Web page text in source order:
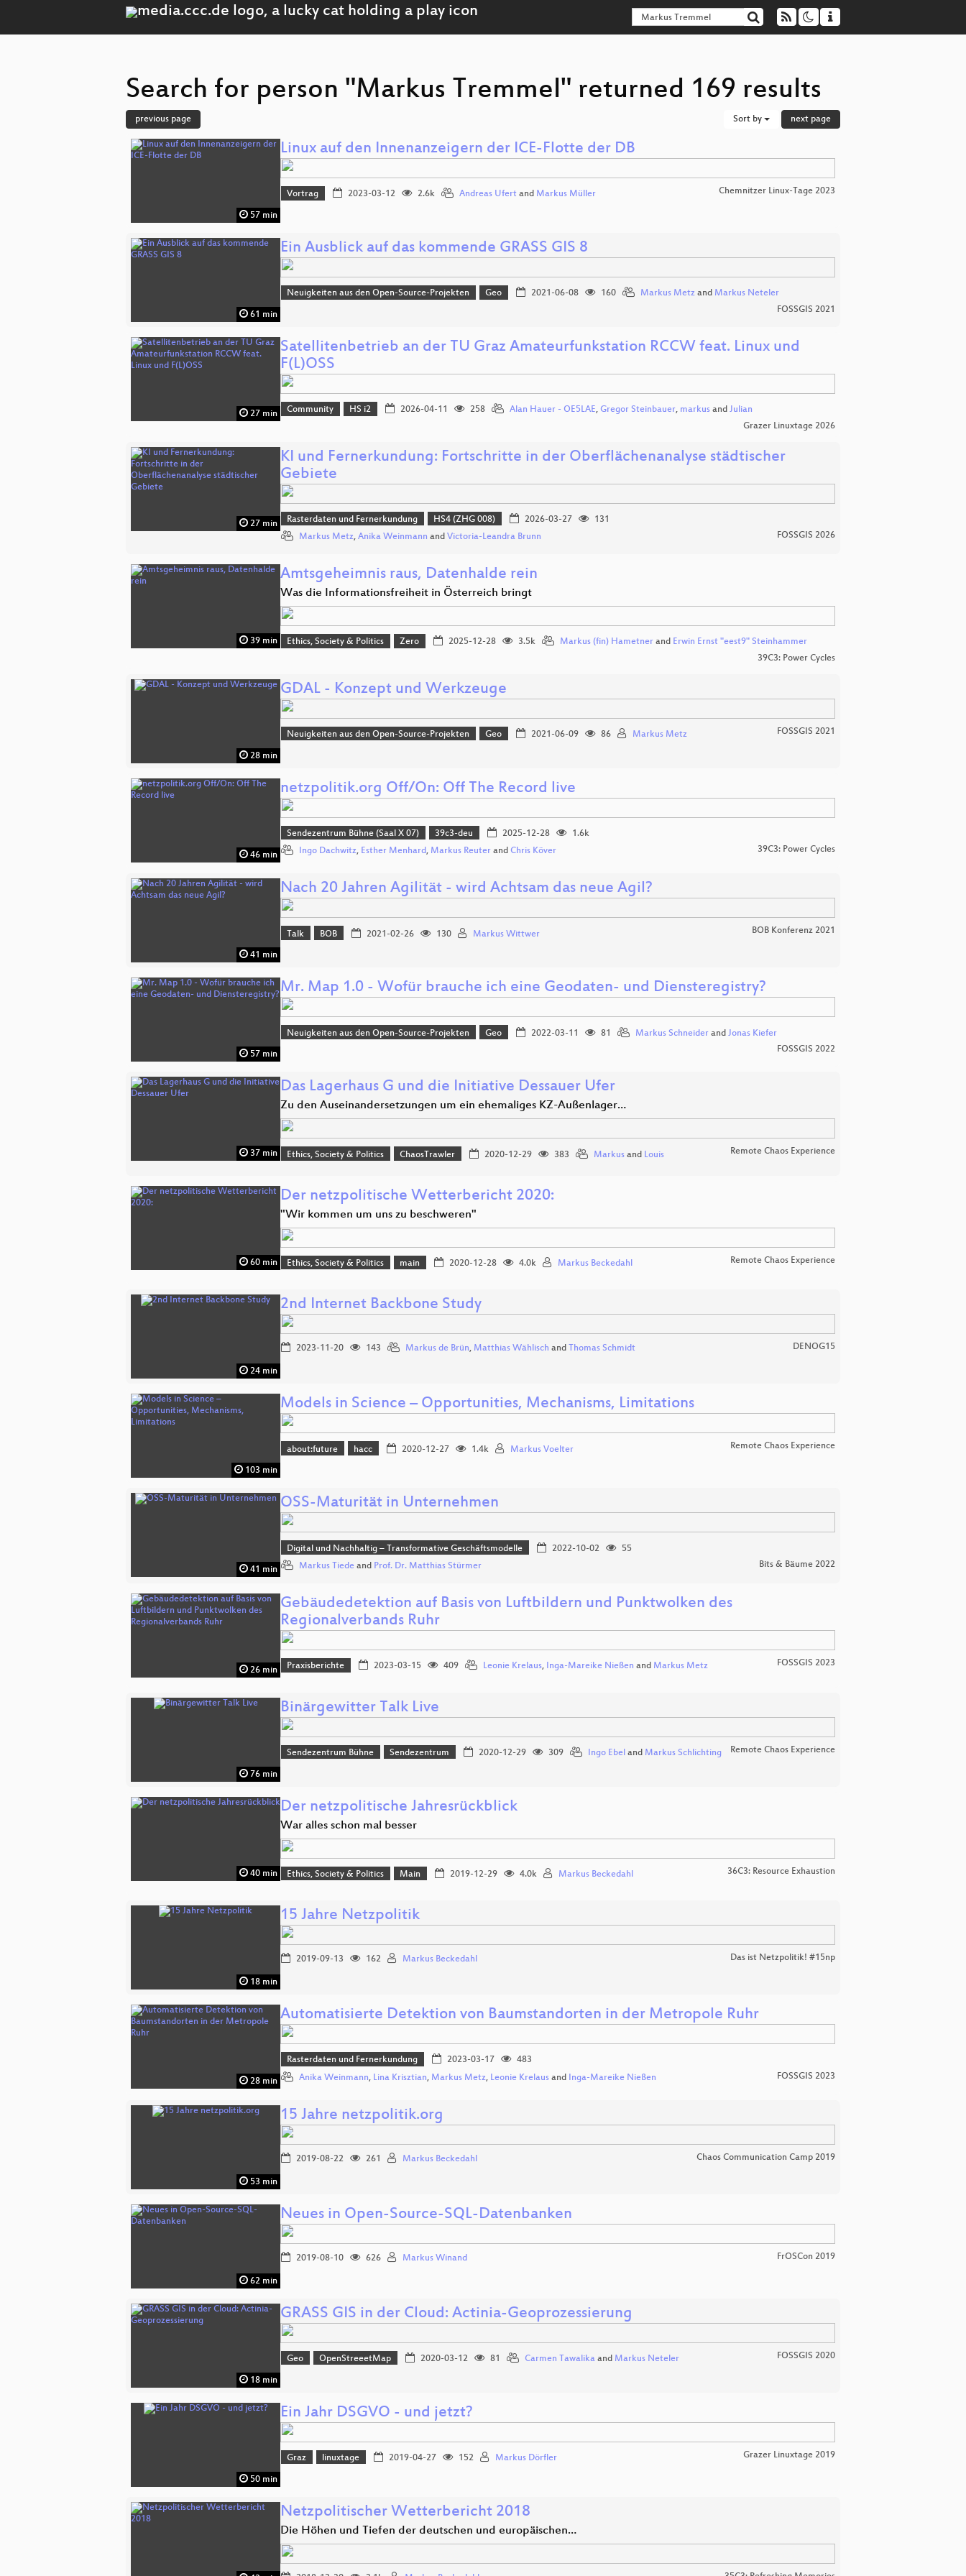
Search for person "Markus Tremmel" returned 169 results
previous page Sort by next page
57 min
Linux auf den Innenanzeigern der ICE-Flotte der DB
Vortrag 2023-03-12 2.6k Andreas Ufertand Markus Müller Chemnitzer Linux-Tage 2023
61 min
Ein Ausblick auf das kommende GRASS GIS 8
Neuigkeiten aus den Open-Source-Projekten Geo 2021-06-08 160 Markus Metzand Markus Neteler
FOSSGIS 2021
27 min
Satellitenbetrieb an der TU Graz Amateurfunkstation RCCW feat. Linux und
F(L)OSS
Community HS i2 2026-04-11 258 Alan Hauer - OE5LAE, Gregor Steinbauer, markusand Julian
Grazer Linuxtage 2026
27 min
KI und Fernerkundung: Fortschritte in der Oberflächenanalyse städtischer
Gebiete
Rasterdaten und Fernerkundung HS4 (ZHG 008) 2026-03-27
131
Markus Metz, Anika Weinmann and Victoria-Leandra Brunn FOSSGIS 2026
39 min
Amtsgeheimnis raus, Datenhalde rein
Was die Informationsfreiheit in Österreich bringt
Ethics, Society & Politics Zero 2025-12-28 3.5k Markus (fin) Hametnerand Erwin Ernst "eest9" Steinhammer
39C3: Power Cycles
28 min
GDAL - Konzept und Werkzeuge
Neuigkeiten aus den Open-Source-Projekten Geo 2021-06-09 86 Markus Metz FOSSGIS 2021
46 min
netzpolitik.org Off/On: Off The Record live
Sendezentrum Bühne (Saal X 07) 39c3-deu 2025-12-28
1.6k
Ingo Dachwitz, Esther Menhard, Markus Reuter and Chris Köver 39C3: Power Cycles
41 min
Nach 20 Jahren Agilität - wird Achtsam das neue Agil?
Talk BOB 2021-02-26 130 Markus Wittwer BOB Konferenz 2021
57 min
Mr. Map 1.0 - Wofür brauche ich eine Geodaten- und Diensteregistry?
Neuigkeiten aus den Open-Source-Projekten Geo 2022-03-11 81 Markus Schneiderand Jonas Kiefer
FOSSGIS 2022
37 min
Das Lagerhaus G und die Initiative Dessauer Ufer
Zu den Auseinandersetzungen um ein ehemaliges KZ-Außenlager…
Ethics, Society & Politics ChaosTrawler 2020-12-29 383 Markusand Louis Remote Chaos Experience
60 min
Der netzpolitische Wetterbericht 2020:
"Wir kommen um uns zu beschweren"
Ethics, Society & Politics main 2020-12-28 4.0k Markus Beckedahl Remote Chaos Experience
24 min
2nd Internet Backbone Study
2023-11-20 143 Markus de Brün, Matthias Wählisch and Thomas Schmidt DENOG15
103 min
Models in Science – Opportunities, Mechanisms, Limitations
about:future hacc 2020-12-27 1.4k Markus Voelter Remote Chaos Experience
41 min
OSS-Maturität in Unternehmen
Digital und Nachhaltig – Transformative Geschäftsmodelle 2022-10-02
55
Markus Tiede and Prof. Dr. Matthias Stürmer Bits & Bäume 2022
26 min
Gebäudedetektion auf Basis von Luftbildern und Punktwolken des
Regionalverbands Ruhr
Praxisberichte 2023-03-15 409 Leonie Krelaus, Inga-Mareike Nießen and Markus Metz FOSSGIS 2023
76 min
Binärgewitter Talk Live
Sendezentrum Bühne Sendezentrum 2020-12-29 309 Ingo Ebeland Markus Schlichting Remote Chaos Experience
40 min
Der netzpolitische Jahresrückblick
War alles schon mal besser
Ethics, Society & Politics Main 2019-12-29 4.0k Markus Beckedahl 36C3: Resource Exhaustion
18 min
15 Jahre Netzpolitik
2019-09-13 162 Markus Beckedahl Das ist Netzpolitik! #15np
28 min
Automatisierte Detektion von Baumstandorten in der Metropole Ruhr
Rasterdaten und Fernerkundung 2023-03-17
483
Anika Weinmann, Lina Krisztian, Markus Metz, Leonie Krelaus and Inga-Mareike Nießen FOSSGIS 2023
53 min
15 Jahre netzpolitik.org
2019-08-22 261 Markus Beckedahl Chaos Communication Camp 2019
62 min
Neues in Open-Source-SQL-Datenbanken
2019-08-10 626 Markus Winand FrOSCon 2019
18 min
GRASS GIS in der Cloud: Actinia-Geoprozessierung
Geo OpenStreeetMap 2020-03-12 81 Carmen Tawalikaand Markus Neteler FOSSGIS 2020
50 min
Ein Jahr DSGVO - und jetzt?
Graz linuxtage 2019-04-27 152 Markus Dörfler Grazer Linuxtage 2019
Netzpolitischer Wetterbericht 2018
Die Höhen und Tiefen der deutschen und europäischen…